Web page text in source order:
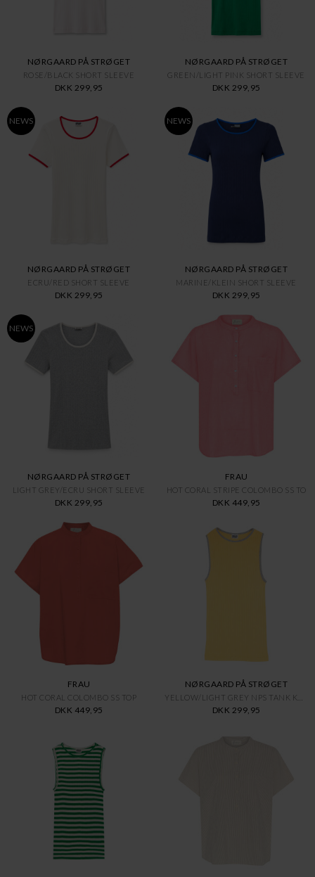
NØRGAARD PÅ STRØGET
ROSE/BLACK SHORT SLEEVE
DKK 299,95
NØRGAARD PÅ STRØGET
GREEN/LIGHT PINK SHORT SLEEVE
DKK 299,95
NEWS
NØRGAARD PÅ STRØGET
ECRU/RED SHORT SLEEVE
DKK 299,95
NEWS
NØRGAARD PÅ STRØGET
MARINE/KLEIN SHORT SLEEVE
DKK 299,95
NEWS
NØRGAARD PÅ STRØGET
LIGHT GREY/ECRU SHORT SLEEVE
DKK 299,95
FRAU
HOT CORAL STRIPE COLOMBO SS TO
DKK 449,95
FRAU
HOT CORAL COLOMBO SS TOP
DKK 449,95
NØRGAARD PÅ STRØGET
DKK 299,95